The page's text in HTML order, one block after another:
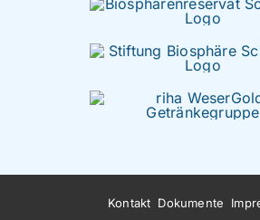
Kontakt Dokumente